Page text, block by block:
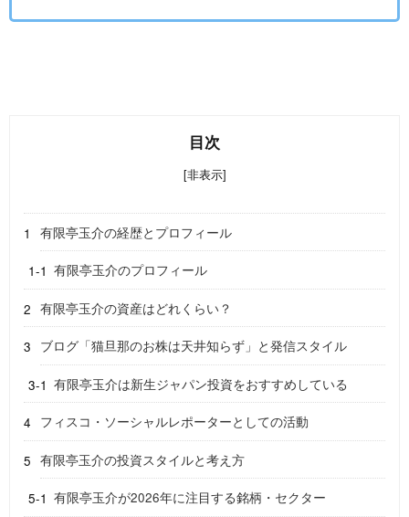
目次
[非表示]
有限亭玉介の経歴とプロフィール
有限亭玉介のプロフィール
有限亭玉介の資産はどれくらい？
ブログ「猫旦那のお株は天井知らず」と発信スタイル
有限亭玉介は新生ジャパン投資をおすすめしている
フィスコ・ソーシャルレポーターとしての活動
有限亭玉介の投資スタイルと考え方
有限亭玉介が2026年に注目する銘柄・セクター